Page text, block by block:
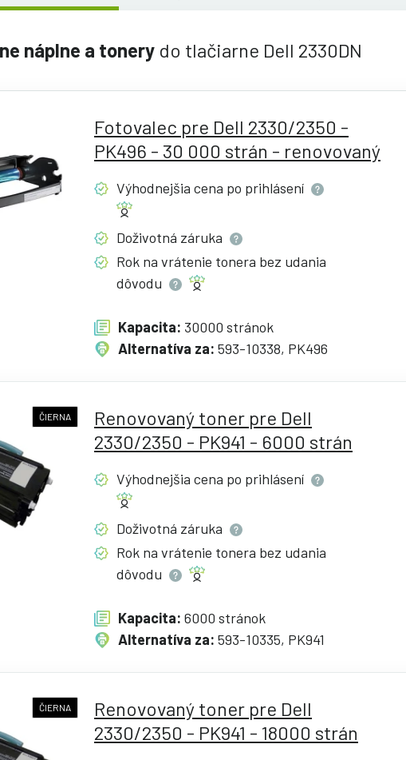
náplne a tonery do tlačiarne Dell 2330DN
Fotovalec pre Dell 2330/2350 -
PK496 - 30 000 strán - renovovaný
Výhodnejšia cena po prihlásení
Doživotná záruka
Rok na vrátenie tonera bez udania
dôvodu
Kapacita: 30000 stránok
Alternatíva za: 593-10338, PK496
ČIERNA
Renovovaný toner pre Dell
2330/2350 - PK941 - 6000 strán
Výhodnejšia cena po prihlásení
Doživotná záruka
Rok na vrátenie tonera bez udania
dôvodu
Kapacita: 6000 stránok
Alternatíva za: 593-10335, PK941
ČIERNA
Renovovaný toner pre Dell
2330/2350 - PK941 - 18000 strán